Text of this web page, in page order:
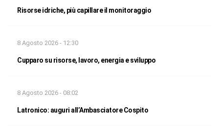
Risorse idriche, più capillare il monitoraggio
8 Agosto 2026 - 12:30
Cupparo su risorse, lavoro, energia e sviluppo
8 Agosto 2026 - 08:02
Latronico: auguri all’Ambasciatore Cospito